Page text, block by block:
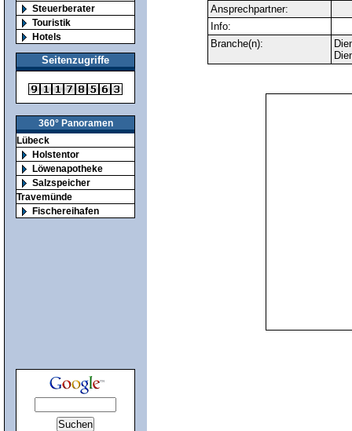
Steuerberater
Touristik
Hotels
Seitenzugriffe
360° Panoramen
Lübeck
Holstentor
Löwenapotheke
Salzspeicher
Travemünde
Fischereihafen
Ansprechpartner:
Info:
Branche(n):